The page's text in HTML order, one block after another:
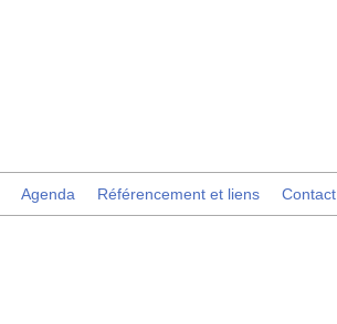
Agenda Référencement et liens Contact